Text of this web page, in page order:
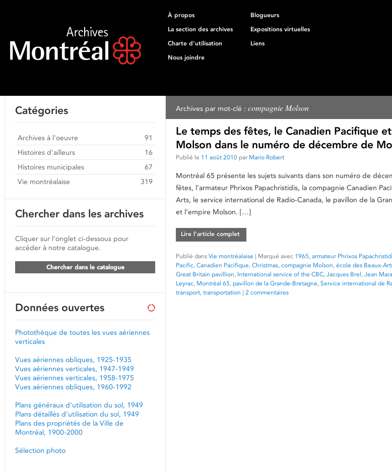
À propos
Blogueurs
La section des archives
Expositions virtuelles
Charte d'utilisation
Liens
Nous joindre
Archives par mot-clé : compagnie Molson
Le temps des fêtes, le Canadien Pacifique
Molson dans le numéro de décembre de
Publié le 11 août 2010 par Mario Robert
Montréal 65 présente les sujets suivants dans son numéro de
fêtes, l’armateur Phrixos Papachristidis, la compagnie Canadien
Arts, le service international de Radio-Canada, le pavillon de la
et l’empire Molson. […]
Lire l’article complet
Publié dans Vie montréalaise | Marqué avec 1965, armateur Phrixos
Pacific, Canadien Pacifique, Christmas, compagnie Molson, école des Beaux-
Great Britain pavillion, International service of the CBC, Jacques Brel, Jean
Leyrac, Montréal 65, pavillon de la Grande-Bretagne, Service international de
transport, transportation | 2 commentaires
Catégories
Archives à l'oeuvre
91
Histoires d'ailleurs
16
Histoires municipales
67
Vie montréalaise
319
Chercher dans les archives
Cliquer sur l'onglet ci-dessous pour
accéder à notre catalogue.
Chercher dans le catalogue
Données ouvertes
Photothèque de toutes les vues aériennes
verticales
Vues aériennes obliques, 1925-1935
Vues aériennes verticales, 1947-1949
Vues aériennes verticales, 1958-1975
Vues aériennes obliques, 1960-1992
Plans généraux d'utilisation du sol, 1949
Plans détaillés d'utilisation du sol, 1949
Plans des propriétés de la Ville de
Montréal, 1900-2000
Sélection photo